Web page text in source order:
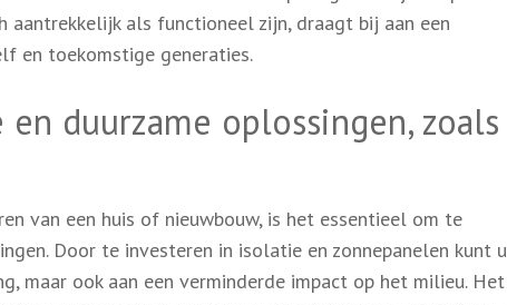
als functioneel zijn, draagt bij aan een
en toekomstige generaties.
duurzame oplossingen, zoals
van een huis of nieuwbouw, is het essentieel om te
Door te investeren in isolatie en zonnepanelen kunt u
maar ook aan een verminderde impact op het milieu. Het